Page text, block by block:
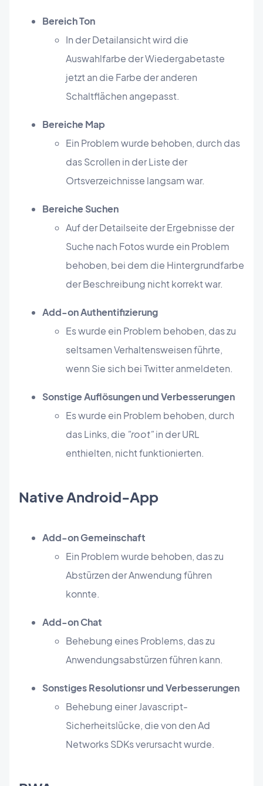
Bereich Ton
In der Detailansicht wird die
Auswahlfarbe der Wiedergabetaste
jetzt an die Farbe der anderen
Schaltflächen angepasst.
Bereiche Map
Ein Problem wurde behoben, durch das
das Scrollen in der Liste der
Ortsverzeichnisse langsam war.
Bereiche Suchen
Auf der Detailseite der Ergebnisse der
Suche nach Fotos wurde ein Problem
behoben, bei dem die Hintergrundfarbe
der Beschreibung nicht korrekt war.
Add-on Authentifizierung
Es wurde ein Problem behoben, das zu
seltsamen Verhaltensweisen führte,
wenn Sie sich bei Twitter anmeldeten.
Sonstige Auflösungen und Verbesserungen
Es wurde ein Problem behoben, durch
das Links, die "root"in der URL
enthielten, nicht funktionierten.
Native Android-App
Add-on Gemeinschaft
Ein Problem wurde behoben, das zu
Abstürzen der Anwendung führen
konnte.
Add-on Chat
Behebung eines Problems, das zu
Anwendungsabstürzen führen kann.
Sonstiges Resolutionsr und Verbesserungen
Behebung einer Javascript-
Sicherheitslücke, die von den Ad
Networks SDKs verursacht wurde.